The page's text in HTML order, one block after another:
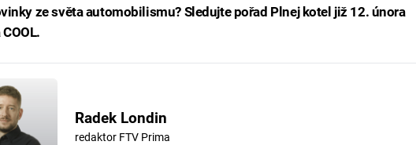
ze světa automobilismu? Sledujte pořad Plnej kotel již 12. února
Radek Londin
redaktor FTV Prima